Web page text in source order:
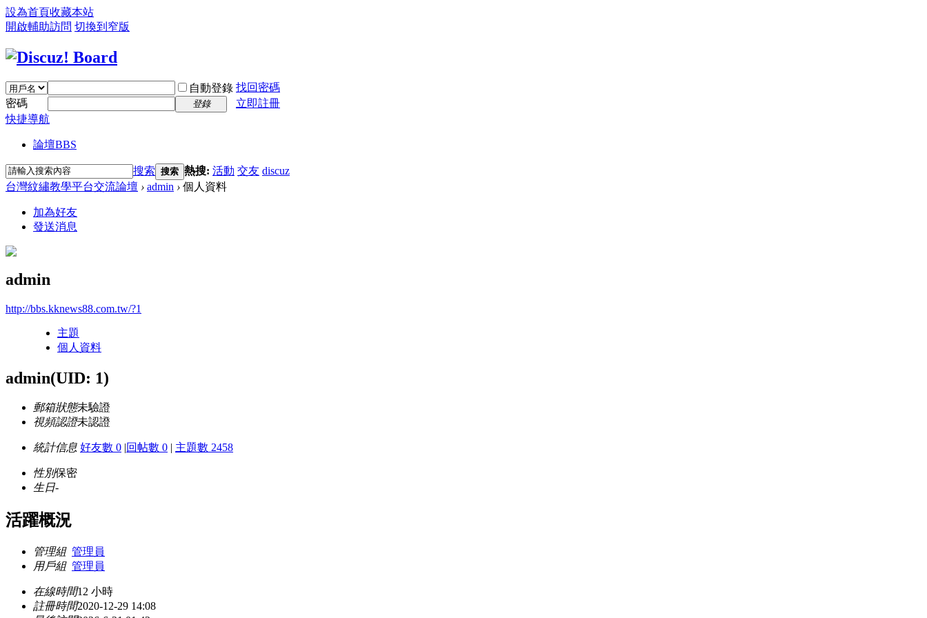
設為首頁收藏本站
開啟輔助訪問 切換到窄版
自動登錄 找回密碼
密碼
登錄
立即註冊
快捷導航
論壇BBS
搜索 搜索 熱搜: 活動 交友 discuz
台灣紋繡教學平台交流論壇 › admin › 個人資料
加為好友
發送消息
admin
http://bbs.kknews88.com.tw/?1
主題
個人資料
admin(UID: 1)
郵箱狀態未驗證
視頻認證未認證
統計信息 好友數 0 |回帖數 0 | 主題數 2458
性別保密
生日-
活躍概況
管理組 管理員
用戶組 管理員
在線時間12 小時
註冊時間2020-12-29 14:08